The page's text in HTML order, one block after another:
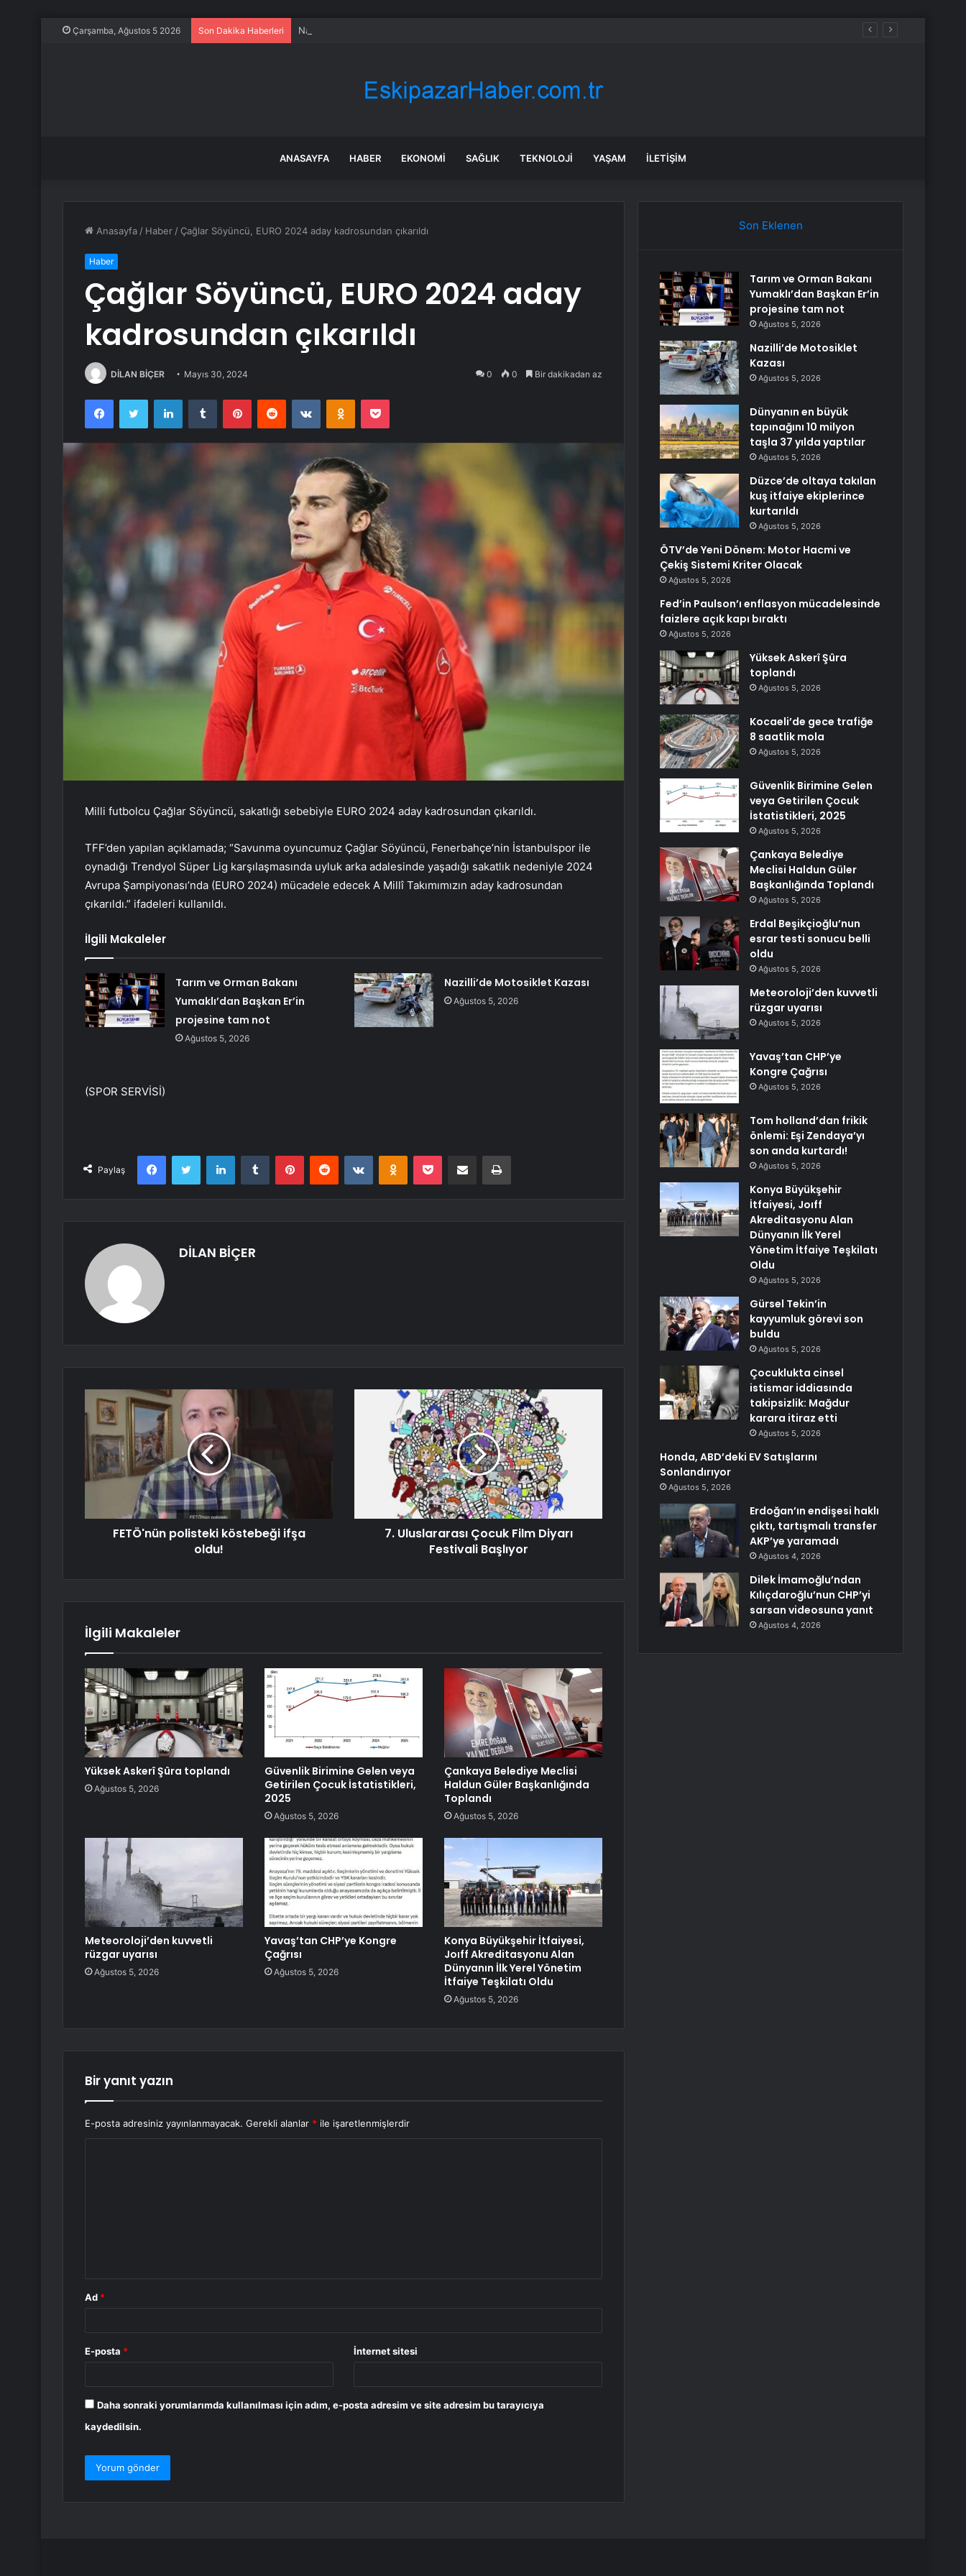
Çarşamba, Ağustos 5 2026 Son Dakika Haberleri Nazilli’de Motosiklet Kazası
ANASAYFA HABER EKONOMI SAĞLIK TEKNOLOJI YAŞAM İLETIŞIM
Anasayfa / Haber / Çağlar Söyüncü, EURO 2024 aday kadrosundan çıkarıldı
Haber
Çağlar Söyüncü, EURO 2024 aday
kadrosundan çıkarıldı
DİLAN BİÇER Mayıs 30, 2024 0 0 Bir dakikadan az
FacebookTwitter LinkedInTumblr PinterestReddit VKontakteOdnoklassniki
Pocket
Milli futbolcu Çağlar Söyüncü, sakatlığı sebebiyle EURO 2024 aday kadrosundan çıkarıldı.
TFF’den yapılan açıklamada; “Savunma oyuncumuz Çağlar Söyüncü, Fenerbahçe’nin İstanbulspor ile
oynadığı Trendyol Süper Lig karşılaşmasında uyluk arka adalesinde yaşadığı sakatlık nedeniyle 2024
Avrupa Şampiyonası’nda (EURO 2024) mücadele edecek A Millî Takımımızın aday kadrosundan
çıkarıldı.” ifadeleri kullanıldı.
İlgili Makaleler
Tarım ve Orman Bakanı
Yumaklı’dan Başkan Er’in
projesine tam not
Ağustos 5, 2026
Nazilli’de Motosiklet Kazası
Ağustos 5, 2026
(SPOR SERVİSİ)
Paylaş
FacebookTwitter LinkedInTumblr PinterestReddit VKontakteOdnoklassniki
Pocket E-Posta ile paylaş Yazdır
DİLAN BİÇER
FETÖ'nün polisteki köstebeği ifşa
oldu!
7. Uluslararası Çocuk Film Diyarı
Festivali Başlıyor
İlgili Makaleler
Yüksek Askerî Şûra toplandı
Ağustos 5, 2026
Güvenlik Birimine Gelen veya
Getirilen Çocuk İstatistikleri,
2025
Ağustos 5, 2026
Çankaya Belediye Meclisi
Haldun Güler Başkanlığında
Toplandı
Ağustos 5, 2026
Meteoroloji’den kuvvetli
rüzgar uyarısı
Ağustos 5, 2026
Yavaş’tan CHP’ye Kongre
Çağrısı
Ağustos 5, 2026
Konya Büyükşehir İtfaiyesi,
Joıff Akreditasyonu Alan
Dünyanın İlk Yerel Yönetim
İtfaiye Teşkilatı Oldu
Ağustos 5, 2026
Bir yanıt yazın
E-posta adresiniz yayınlanmayacak. Gerekli alanlar * ile işaretlenmişlerdir
Ad *
E-posta * İnternet sitesi
Daha sonraki yorumlarımda kullanılması için adım, e-posta adresim ve site adresim bu tarayıcıya
kaydedilsin.
Son Eklenen
Tarım ve Orman Bakanı
Yumaklı’dan Başkan Er’in
projesine tam not
Ağustos 5, 2026
Nazilli’de Motosiklet
Kazası
Ağustos 5, 2026
Dünyanın en büyük
tapınağını 10 milyon
taşla 37 yılda yaptılar
Ağustos 5, 2026
Düzce’de oltaya takılan
kuş itfaiye ekiplerince
kurtarıldı
Ağustos 5, 2026
ÖTV’de Yeni Dönem: Motor Hacmi ve
Çekiş Sistemi Kriter Olacak
Ağustos 5, 2026
Fed’in Paulson’ı enflasyon mücadelesinde
faizlere açık kapı bıraktı
Ağustos 5, 2026
Yüksek Askerî Şûra
toplandı
Ağustos 5, 2026
Kocaeli’de gece trafiğe
8 saatlik mola
Ağustos 5, 2026
Güvenlik Birimine Gelen
veya Getirilen Çocuk
İstatistikleri, 2025
Ağustos 5, 2026
Çankaya Belediye
Meclisi Haldun Güler
Başkanlığında Toplandı
Ağustos 5, 2026
Erdal Beşikçioğlu’nun
esrar testi sonucu belli
oldu
Ağustos 5, 2026
Meteoroloji’den kuvvetli
rüzgar uyarısı
Ağustos 5, 2026
Yavaş’tan CHP’ye
Kongre Çağrısı
Ağustos 5, 2026
Tom holland’dan frikik
önlemi: Eşi Zendaya’yı
son anda kurtardı!
Ağustos 5, 2026
Konya Büyükşehir
İtfaiyesi, Joıff
Akreditasyonu Alan
Dünyanın İlk Yerel
Yönetim İtfaiye Teşkilatı
Oldu
Ağustos 5, 2026
Gürsel Tekin’in
kayyumluk görevi son
buldu
Ağustos 5, 2026
Çocuklukta cinsel
istismar iddiasında
takipsizlik: Mağdur
karara itiraz etti
Ağustos 5, 2026
Honda, ABD’deki EV Satışlarını
Sonlandırıyor
Ağustos 5, 2026
Erdoğan’ın endişesi haklı
çıktı, tartışmalı transfer
AKP’ye yaramadı
Ağustos 4, 2026
Dilek İmamoğlu’ndan
Kılıçdaroğlu’nun CHP’yi
sarsan videosuna yanıt
Ağustos 4, 2026